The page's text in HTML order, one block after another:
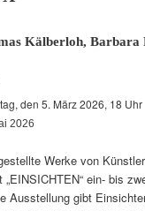
Kälberloh, Barbara
den 5. März 2026, 18 Uhr
2026
Werke von
ein- bis
Ausstellung gibt